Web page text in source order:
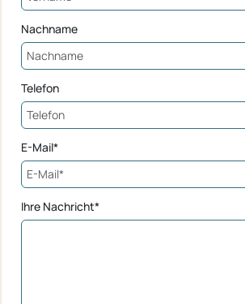
Nachname
Telefon
E-Mail*
Ihre Nachricht*